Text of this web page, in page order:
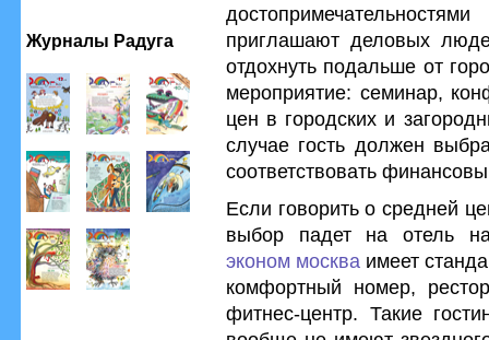
Журналы Радуга
приглашают деловых
отдохнуть подальше от
мероприятие: семинар,
цен в городских и
случае гость должен
соответствовать
Если говорить о средней
выбор падет на отель
эконом москва имеет
комфортный номер,
фитнес-центр. Такие